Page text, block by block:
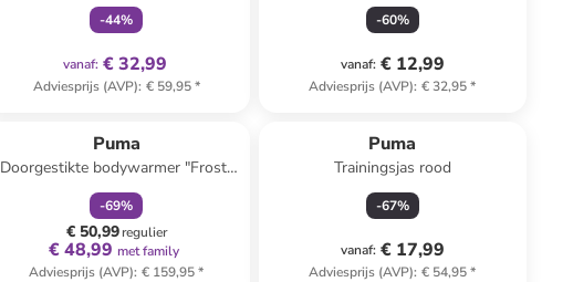
-44%
vanaf: € 32,99
Adviesprijs (AVP): € 59,95*
-60%
vanaf: € 12,99
Adviesprijs (AVP): € 32,95*
Puma
Doorgestikte bodywarmer "Frost"
wit
-69%
€ 50,99regulier
€ 48,99 met family
Adviesprijs (AVP): € 159,95*
Puma
Trainingsjas rood
-67%
vanaf: € 17,99
Adviesprijs (AVP): € 54,95*